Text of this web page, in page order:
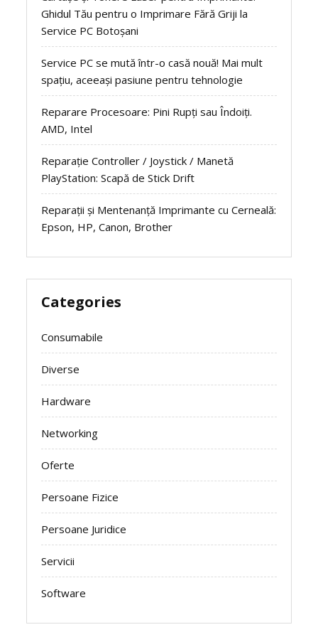
Ghidul Tău pentru o Imprimare Fără Griji la
Service PC Botoșani
Service PC se mută într-o casă nouă! Mai mult
spațiu, aceeași pasiune pentru tehnologie
Reparare Procesoare: Pini Rupți sau Îndoiți.
AMD, Intel
Reparație Controller / Joystick / Manetă
PlayStation: Scapă de Stick Drift
Reparații și Mentenanță Imprimante cu Cerneală:
Epson, HP, Canon, Brother
Categories
Consumabile
Diverse
Hardware
Networking
Oferte
Persoane Fizice
Persoane Juridice
Servicii
Software